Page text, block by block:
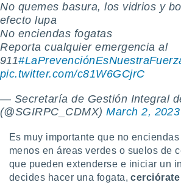
️No quemes basura, los vidrios y
efecto lupa
️No enciendas fogatas
️Reporta cualquier emergencia al
911
pic.twitter.com/c81W6GCjrC
— Secretaría de Gestión Integral
(@SGIRPC_CDMX)March 2, 2023
Es muy importante que no
menos en áreas verdes o suelos de
que pueden extenderse e iniciar un
decides hacer una fogata,